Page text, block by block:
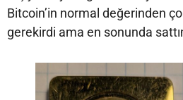
Bitcoin’in normal değerinden
gerekirdi ama en sonunda